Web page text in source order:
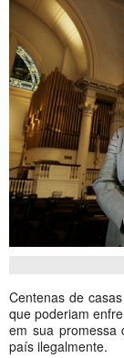
Centenas de
que poderiam
em sua promessa
país ilegalmente.